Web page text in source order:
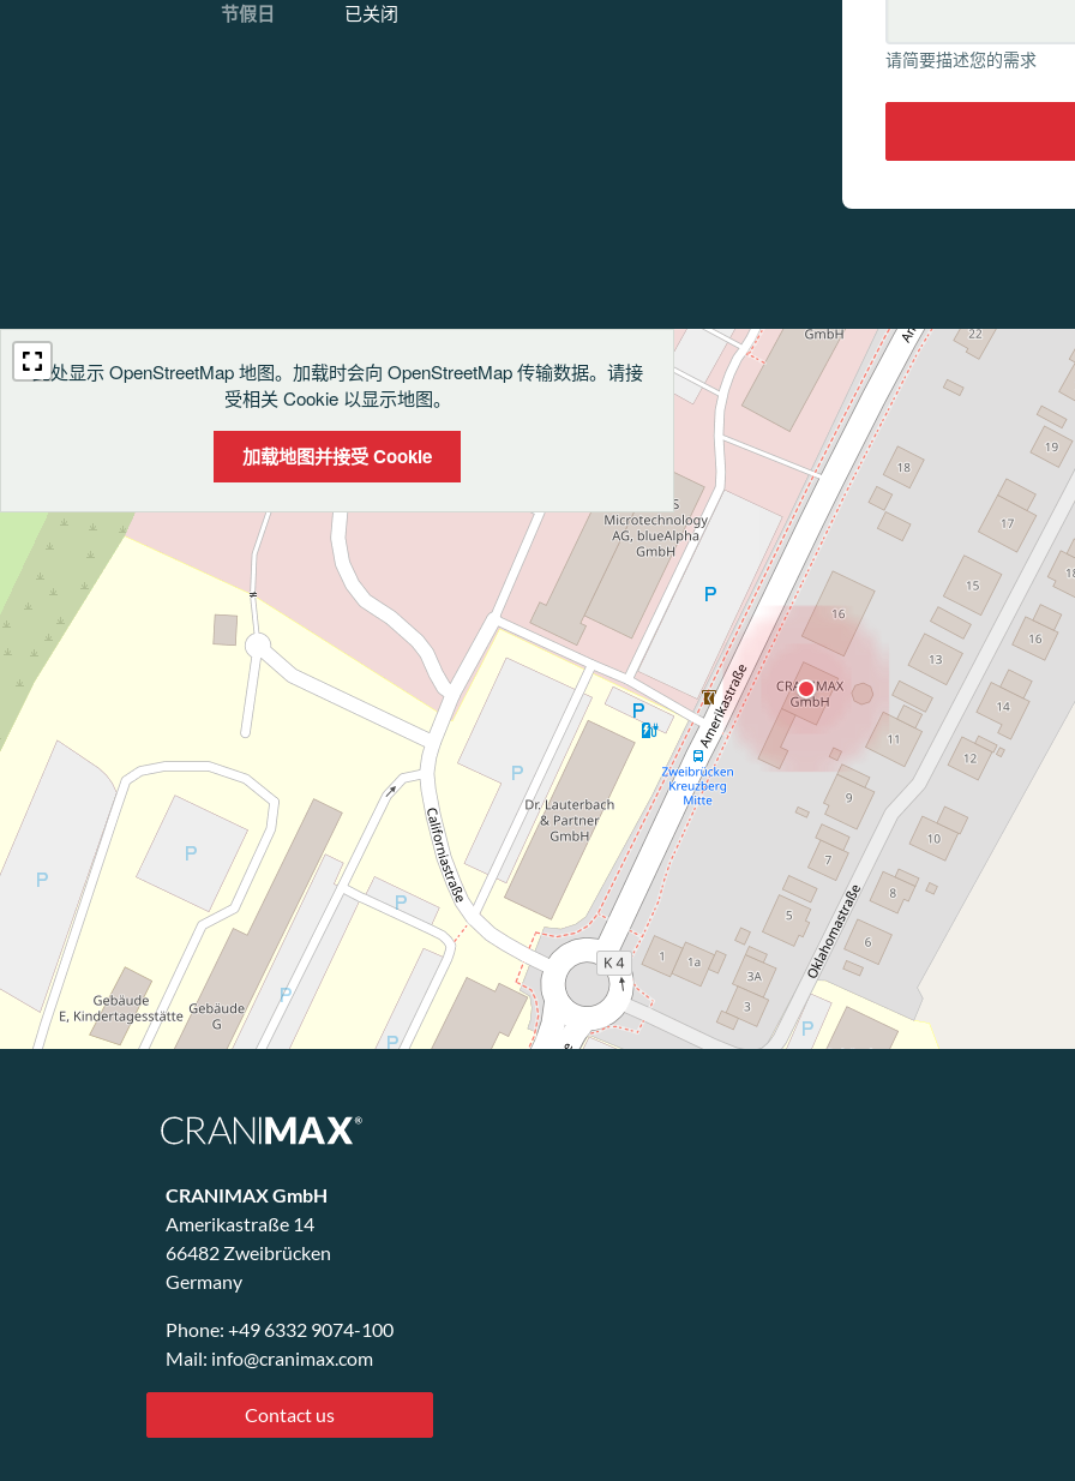
节假日
已关闭
请简要描述您的需求
此处显示 OpenStreetMap 地图。加载时会向 OpenStreetMap 传输数据。请接
受相关 Cookie 以显示地图。
加载地图并接受 Cookie
CRANIMAX GmbH
Amerikastraße 14
66482 Zweibrücken
Germany
Phone: +49 6332 9074-100
Mail: info@cranimax.com
Contact us